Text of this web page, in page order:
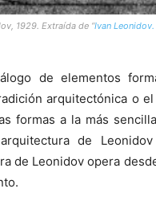
1929. Extraída de “Ivan
de elementos
arquitectónica o
formas a la más
de
de Leonidov opera